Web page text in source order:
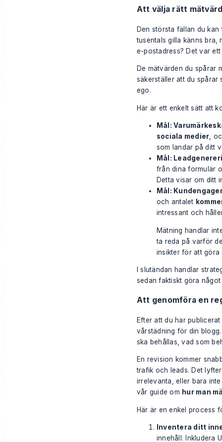
Att välja rätt
Den största fällan du
tusentals gilla känns bra,
e-postadress? Det var
De mätvärden du spårar
säkerställer att du
ego.
Här är ett enkelt sätt att
Mål:
sociala medier ,
som landar på ditt
Mål:
från dina formulär
Detta visar om ditt
Mål:
och antalet
intressant och
Mätning handlar
ta reda på varför
insikter för att göra
I slutändan handlar
sedan faktiskt göra
Att genomföra en
Efter att du har
vårstädning för din
ska behållas, vad som
En revision kommer
trafik och leads. Det
irrelevanta, eller bara
vår guide om hur man
Här är en enkel process
Inventera ditt
innehåll. Inkludera